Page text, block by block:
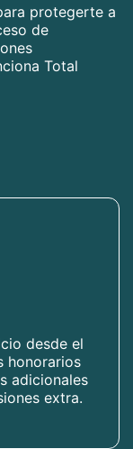
protegerte a
de
Total
desde el
honorarios
adicionales
extra.